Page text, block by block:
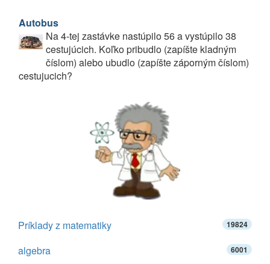
Autobus
Na 4-tej zastávke nastúpilo 56 a vystúpilo 38
cestujúcich. Koľko pribudlo (zapíšte kladným
číslom) alebo ubudlo (zapíšte záporným číslom)
cestujucich?
Príklady z matematiky 19824
algebra 6001